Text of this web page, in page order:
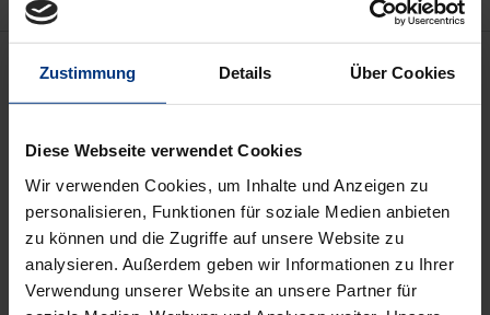
Zustimmung Details Über Cookies
Diese Webseite verwendet Cookies
Wir verwenden Cookies, um Inhalte und Anzeigen zu
personalisieren, Funktionen für soziale Medien anbieten
zu können und die Zugriffe auf unsere Website zu
analysieren. Außerdem geben wir Informationen zu Ihrer
Verwendung unserer Website an unsere Partner für
Bibliografische Angaben
ISBN
978-3-7890-0854-2
Untertitel